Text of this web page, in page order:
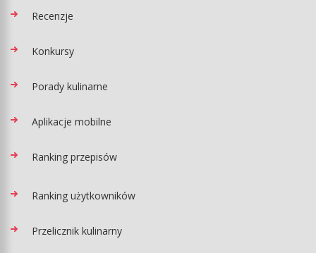
Recenzje
Konkursy
Porady kulinarne
Aplikacje mobilne
Ranking przepisów
Ranking użytkowników
Przelicznik kulinarny